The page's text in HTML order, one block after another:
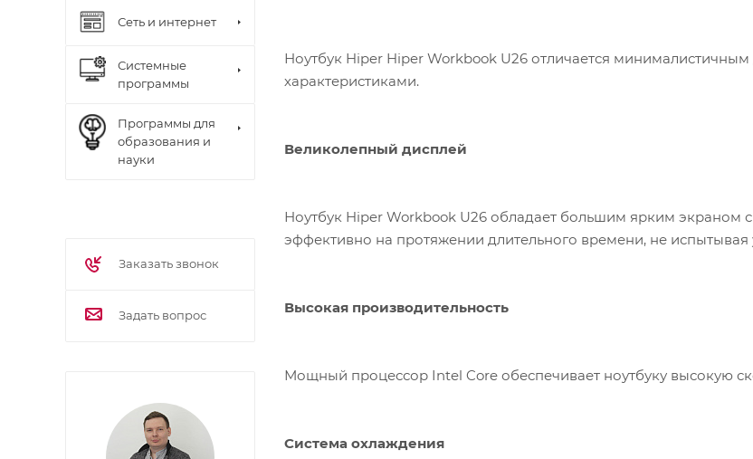
Ноутбук Hiper Hiper Workbook U26 отличается
характеристиками.
Великолепный дисплей
Ноутбук Hiper Workbook U26 обладает большим ярким экраном
эффективно на протяжении длительного времени, не испытывая
Высокая производительность
Мощный процессор Intel Core обеспечивает ноутбуку высокую
Система охлаждения
Сеть и интернет
Системные
программы
Программы для
образования и
науки
Заказать звонок
Задать вопрос